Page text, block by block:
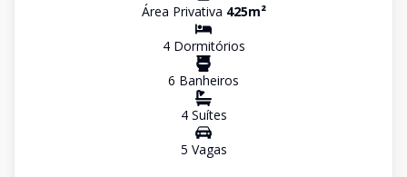
Área Privativa 425m²
4Dormitórios
6 Banheiros
4Suítes
5 Vagas